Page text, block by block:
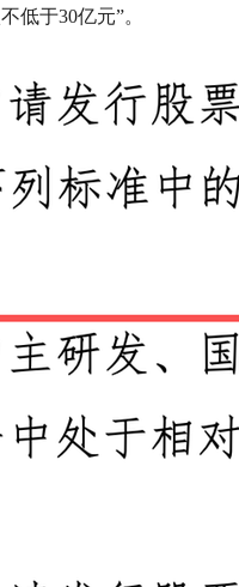
低于30亿元”。